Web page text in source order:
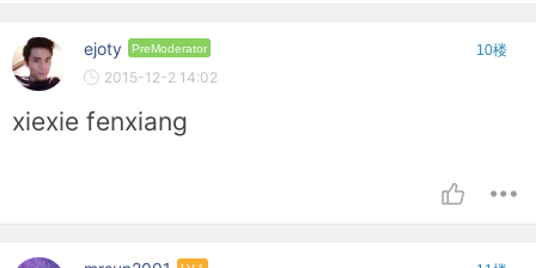
ejoty PreModerator 10楼
2015-12-2 14:02
xiexie fenxiang